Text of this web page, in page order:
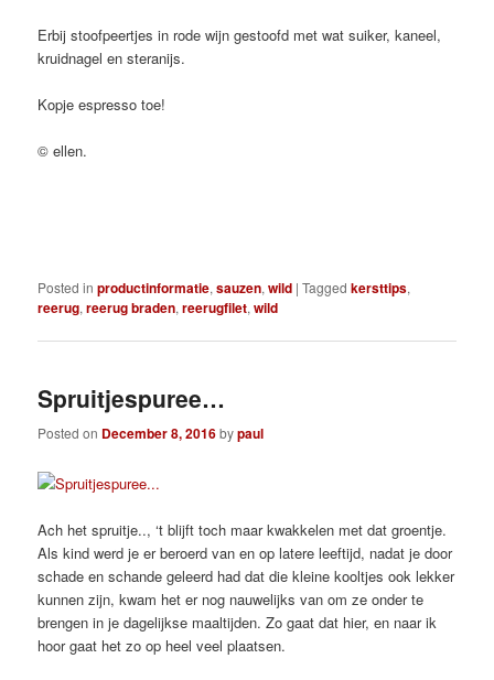
Erbij stoofpeertjes in rode wijn gestoofd met wat suiker, kaneel,
kruidnagel en steranijs.
Kopje espresso toe!
© ellen.
Posted in productinformatie,sauzen,wild |Tagged kersttips,
reerug,reerug braden,reerugfilet,wild
Spruitjespuree…
Posted on December 8, 2016bypaul
Ach het spruitje.., ‘t blijft toch maar kwakkelen met dat groentje.
Als kind werd je er beroerd van en op latere leeftijd, nadat je door
schade en schande geleerd had dat die kleine kooltjes ook lekker
kunnen zijn, kwam het er nog nauwelijks van om ze onder te
brengen in je dagelijkse maaltijden. Zo gaat dat hier, en naar ik
hoor gaat het zo op heel veel plaatsen.